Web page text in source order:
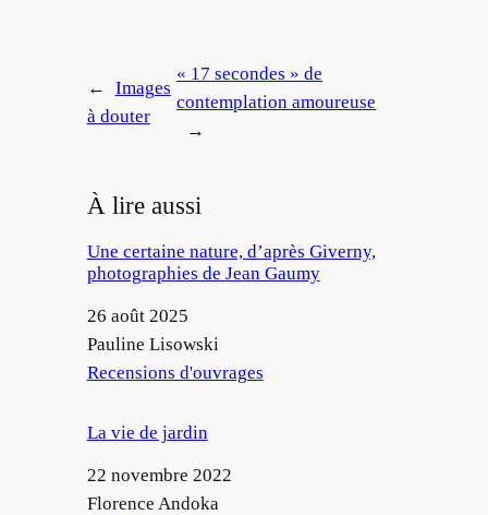
←
Images
à douter
« 17 secondes » de
contemplation amoureuse
→
À lire aussi
Une certaine nature, d’après Giverny,
photographies de Jean Gaumy
Date
26 août 2025
Auteur
Pauline Lisowski
Par rapport à
Recensions d'ouvrages
La vie de jardin
Date
22 novembre 2022
Auteur
Florence Andoka